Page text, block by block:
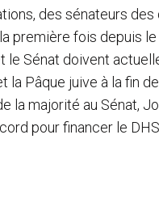
des sénateurs
première fois depuis
le Sénat doivent
la Pâque juive à la fin
la majorité au Sénat,
pour financer le DHS